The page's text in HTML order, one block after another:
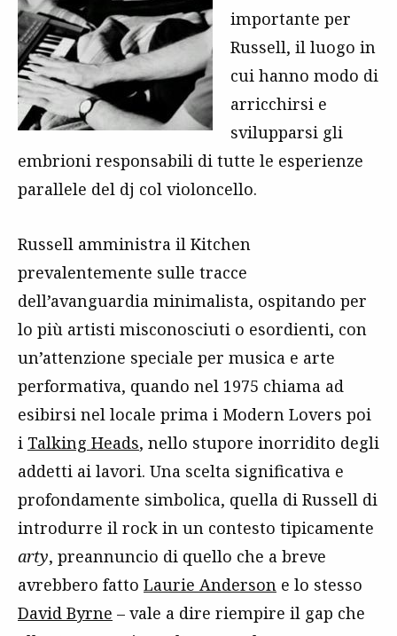
importante per
Russell, il luogo in
cui hanno modo di
arricchirsi e
svilupparsi gli
embrioni responsabili di tutte le esperienze
parallele del dj col violoncello.
Russell amministra il Kitchen
prevalentemente sulle tracce
dell’avanguardia minimalista, ospitando per
lo più artisti misconosciuti o esordienti, con
un’attenzione speciale per musica e arte
performativa, quando nel 1975 chiama ad
esibirsi nel locale prima i Modern Lovers poi
i Talking Heads, nello stupore inorridito degli
addetti ai lavori. Una scelta significativa e
profondamente simbolica, quella di Russell di
introdurre il rock in un contesto tipicamente
arty, preannuncio di quello che a breve
avrebbero fatto Laurie Anderson e lo stesso
David Byrne – vale a dire riempire il gap che